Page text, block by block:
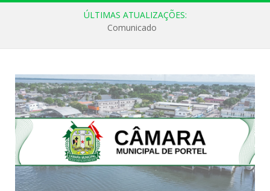
ÚLTIMAS ATUALIZAÇÕES:
Comunicado